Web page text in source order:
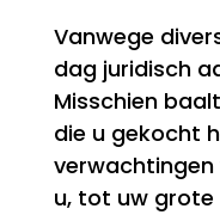
Vanwege
dag juridisch
Misschien
die u gekocht
verwachtingen
u, tot uw grote